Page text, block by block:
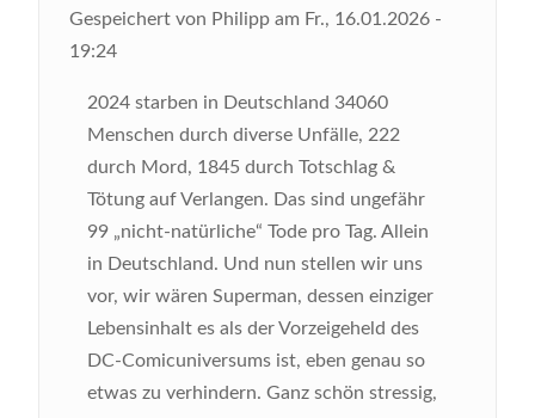
Gespeichert von Philipp am Fr., 16.01.2026 -
19:24
2024 starben in Deutschland 34060
Menschen durch diverse Unfälle, 222
durch Mord, 1845 durch Totschlag &
Tötung auf Verlangen. Das sind ungefähr
99 „nicht-natürliche“ Tode pro Tag. Allein
in Deutschland. Und nun stellen wir uns
vor, wir wären Superman, dessen einziger
Lebensinhalt es als der Vorzeigeheld des
DC-Comicuniversums ist, eben genau so
etwas zu verhindern. Ganz schön stressig,